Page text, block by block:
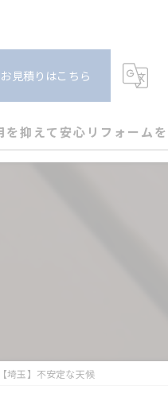
見積りはこちら
抑えて安心リフォームを
【埼玉】不安定な天候